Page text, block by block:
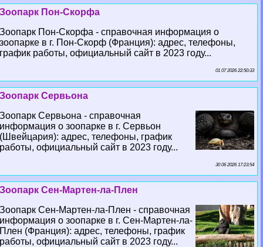
Зоопарк Пон-Скорфа
Зоопарк Пон-Скорфа - справочная информация о
зоопарке в г. Пон-Скорф (Франция): адрес, телефоны,
график работы, официальный сайт в 2023 году...
01 07 2026 22:50:33
Зоопарк Сервьона
Зоопарк Сервьона - справочная
информация о зоопарке в г. Сервьон
(Швейцария): адрес, телефоны, график
работы, официальный сайт в 2023 году...
30 06 2026 17:23:54
Зоопарк Сен-Мартен-ла-Плен
Зоопарк Сен-Мартен-ла-Плен - справочная
информация о зоопарке в г. Сен-Мартен-ла-
Плен (Франция): адрес, телефоны, график
работы, официальный сайт в 2023 году...